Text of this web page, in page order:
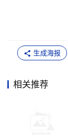
道了这件事。
中找到美团打车
（暂不支持支付
在南京推出了试
味着美团杀入网
生成海报
相关推荐